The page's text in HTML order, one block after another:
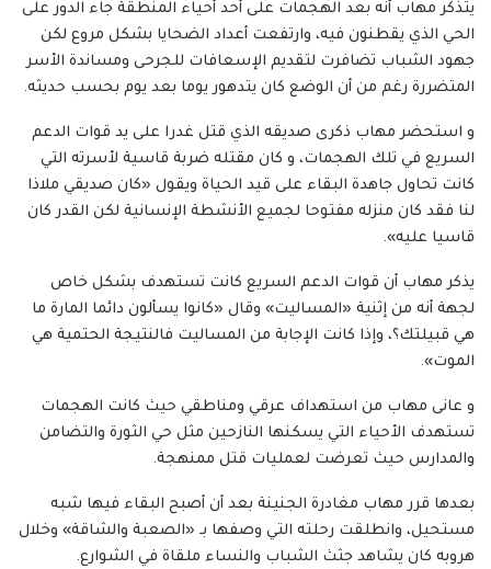
يتذكر مهاب أنه بعد الهجمات على أحد أحياء المنطقة جاء الدور على
الحي الذي يقطنون فيه، وارتفعت أعداد الضحايا بشكل مروع لكن
جهود الشباب تضافرت لتقديم الإسعافات للجرحى ومساندة الأسر
المتضررة رغم من أن الوضع كان يتدهور يوما بعد يوم بحسب حديثه.
و استحضر مهاب ذكرى صديقه الذي قتل غدرا على يد قوات الدعم
السريع في تلك الهجمات، و كان مقتله ضربة قاسية لأسرته التي
كانت تحاول جاهدة البقاء على قيد الحياة ويقول «كان صديقي ملاذا
لنا فقد كان منزله مفتوحا لجميع الأنشطة الإنسانية لكن القدر كان
قاسيا عليه».
يذكر مهاب أن قوات الدعم السريع كانت تستهدف بشكل خاص
لجهة أنه من إثنية «المساليت» وقال «كانوا يسألون دائما المارة ما
هي قبيلتك؟، وإذا كانت الإجابة من المساليت فالنتيجة الحتمية هي
الموت».
و عانى مهاب من استهداف عرقي ومناطقي حيث كانت الهجمات
تستهدف الأحياء التي يسكنها النازحين مثل حي الثورة والتضامن
والمدارس حيث تعرضت لعمليات قتل ممنهجة.
بعدها قرر مهاب مغادرة الجنينة بعد أن أصبح البقاء فيها شبه
مستحيل، وانطلقت رحلته التي وصفها بـ «الصعبة والشاقة» وخلال
هروبه كان يشاهد جثث الشباب والنساء ملقاة في الشوارع.